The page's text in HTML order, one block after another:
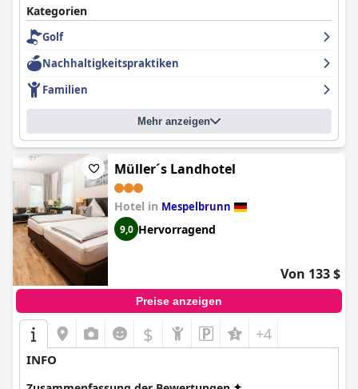
Kategorien
Golf
Nachhaltigkeitspraktiken
Familien
Mehr anzeigen
Müller´s Landhotel
Hotel in Mespelbrunn
9,0 Hervorragend
Von 133 $
Preise anzeigen
$ +4
INFO